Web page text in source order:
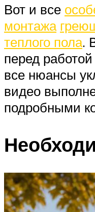
Вот и все
монтажа
теплого пола.
перед
все нюансы
видео
подробными